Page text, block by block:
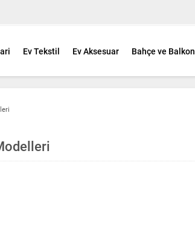
Ev Tekstil Ev Aksesuar Bahçe ve Balkon